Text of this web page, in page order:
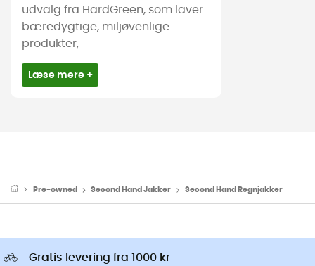
udvalg fra HardGreen, som laver
bæredygtige, miljøvenlige
produkter,
Læse mere +
Pre-owned Second Hand Jakker Second Hand Regnjakker
Gratis levering fra 1000 kr